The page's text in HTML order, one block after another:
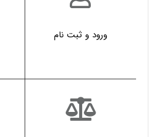
ورود و ثبت نام